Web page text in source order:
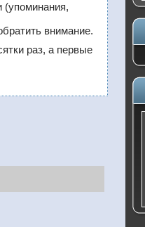
внимание.
раз, а первые